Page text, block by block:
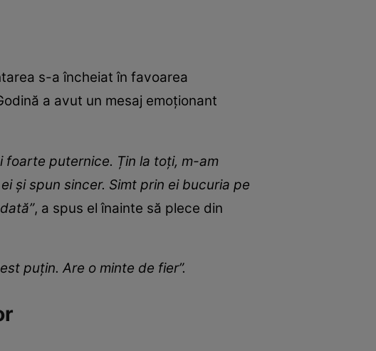
s-a încheiat în favoarea
a avut un mesaj emoționant
foarte puternice. Țin la toți, m-am
și spun sincer. Simt prin ei bucuria pe
, a spus el înainte să plece din
puțin. Are o minte de fier”.